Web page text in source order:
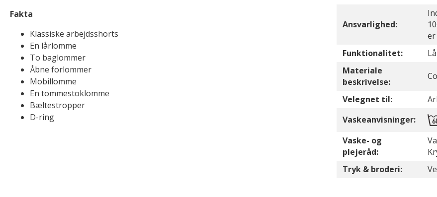
Fakta
Klassiske arbejdsshorts
En lårlomme
To baglommer
Åbne forlommer
Mobillomme
En tommestoklomme
Bæltestropper
D-ring
Ansvarlighed:
Funktionalitet:
Materiale
beskrivelse:
Velegnet til:
Vaskeanvisninger:
Vaske- og
plejeråd:
Tryk & broderi: